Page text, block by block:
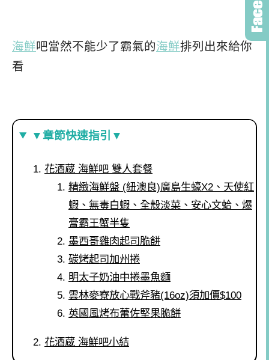
海鮮吧當然不能少了霸氣的海鮮排列出來給你
看
▼章節快速指引▼
花酒蔵 海鮮吧 雙人套餐
精緻海鮮盤 (紐澳良)廣島生蠔X2、天使紅
蝦、無毒白蝦、全殼淡菜、安心文蛤、爆
膏霸王蟹半隻
墨西哥雞肉起司脆餅
碳烤起司加州捲
明太子奶油中捲墨魚麵
雲林麥寮放心戰斧豬(16oz)須加價$100
英國風烤布蕾佐堅果脆餅
花酒蔵 海鮮吧小結